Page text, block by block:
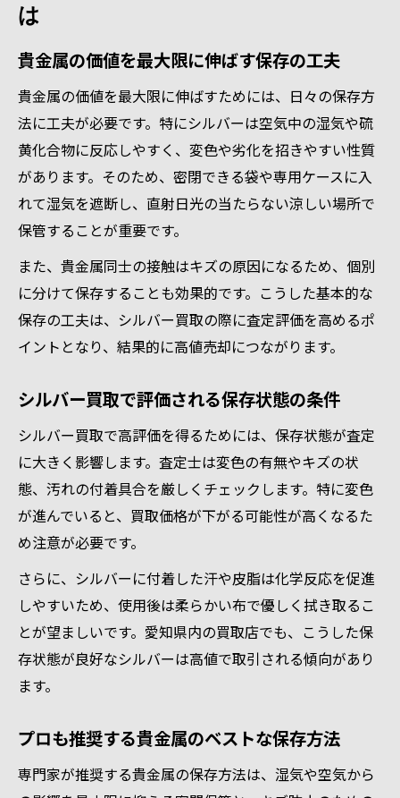
は
貴金属の価値を最大限に伸ばす保存の工夫
貴金属の価値を最大限に伸ばすためには、日々の保存方
法に工夫が必要です。特にシルバーは空気中の湿気や硫
黄化合物に反応しやすく、変色や劣化を招きやすい性質
があります。そのため、密閉できる袋や専用ケースに入
れて湿気を遮断し、直射日光の当たらない涼しい場所で
保管することが重要です。
また、貴金属同士の接触はキズの原因になるため、個別
に分けて保存することも効果的です。こうした基本的な
保存の工夫は、シルバー買取の際に査定評価を高めるポ
イントとなり、結果的に高値売却につながります。
シルバー買取で評価される保存状態の条件
シルバー買取で高評価を得るためには、保存状態が査定
に大きく影響します。査定士は変色の有無やキズの状
態、汚れの付着具合を厳しくチェックします。特に変色
が進んでいると、買取価格が下がる可能性が高くなるた
め注意が必要です。
さらに、シルバーに付着した汗や皮脂は化学反応を促進
しやすいため、使用後は柔らかい布で優しく拭き取るこ
とが望ましいです。愛知県内の買取店でも、こうした保
存状態が良好なシルバーは高値で取引される傾向があり
ます。
プロも推奨する貴金属のベストな保存方法
専門家が推奨する貴金属の保存方法は、湿気や空気から